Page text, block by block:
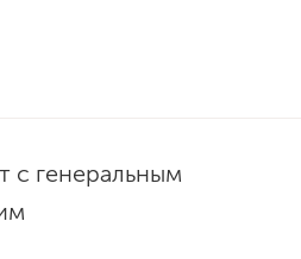
с генеральным